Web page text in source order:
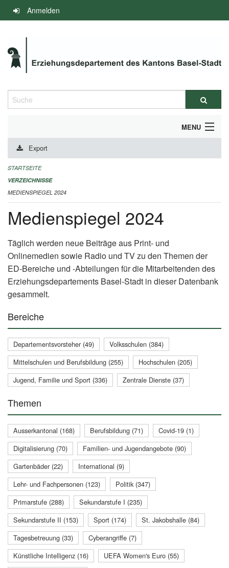
Navigation
überspringen
Anmelden
Suche
MENU
INFOS ZUM ED-MEDIENSPIEGEL
IMPRESSUM
Export
STARTSEITE
VERZEICHNISSE
MEDIENSPIEGEL 2024
Medienspiegel 2024
Täglich werden neue Beiträge aus Print- und
Onlinemedien sowie Radio und TV zu den Themen der
ED-Bereiche und -Abteilungen für die Mitarbeitenden des
Erziehungsdepartements Basel-Stadt in dieser Datenbank
gesammelt.
Bereiche
Departementsvorsteher (49)
Volksschulen (384)
Mittelschulen und Berufsbildung (255)
Hochschulen (205)
Jugend, Familie und Sport (336)
Zentrale Dienste (37)
Themen
Ausserkantonal (168) Berufsbildung (71)
Covid-19 (1)
Digitalisierung (70)
Familien- und Jugendangebote (90)
Gartenbäder (22)
International (9)
Lehr- und Fachpersonen (123)
Politik (347)
Primarstufe (288)
Sekundarstufe I (235)
Sekundarstufe II (153)
Sport (174)
St. Jakobshalle (84)
Tagesbetreuung (33)
Cyberangriffe (7)
Künstliche Intelligenz (16)
UEFA Women's Euro (55)